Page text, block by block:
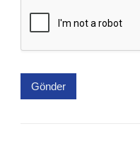
Gönder